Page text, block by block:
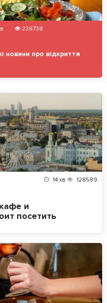
238738
новини про відкриття
14 хв
128589
и
посетить